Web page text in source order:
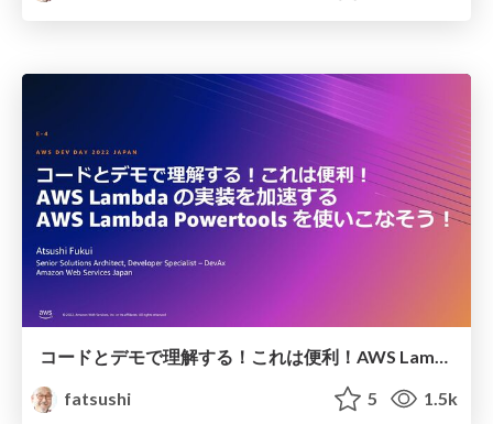
コードとデモで理解する！これは便利！ AWS Lambda の実装を加速する AWS Lambda Powertools を使いこなそう！ / Introducing AWS Lambda Powertools for Python on DevDay
fatsushi
5 1.5k